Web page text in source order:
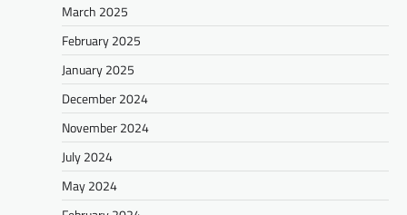
March 2025
February 2025
January 2025
December 2024
November 2024
July 2024
May 2024